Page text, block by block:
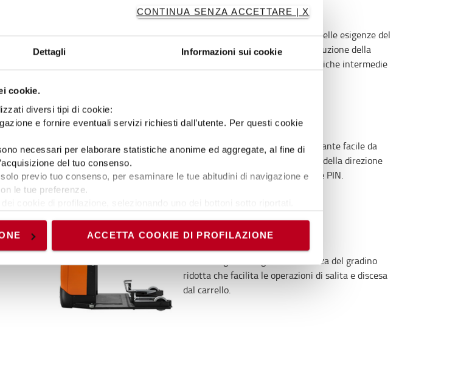
CONTINUA SENZA ACCETTARE | X
Dettagli Informazioni sui cookie
cookie.
diversi tipi di cookie:
e fornire eventuali servizi richiesti dall’utente. Per questi cookie
necessari per elaborare statistiche anonime ed aggregate, al fine di
del tuo consenso.
previo tuo consenso, per esaminare le tue abitudini di navigazione e
le tue preferenze.
quali non occorre il tuo consenso. Potrai comunque modificare le tue
nel footer.
ACCETTA COOKIE DI PROFILAZIONE
litio
Diversi tipi di batterie a seconda delle esigenze del
cliente: al piombo con facile sostituzione della
batteria o agli ioni di litio per ricariche intermedie
Controlli intuitivi
Il commissionatore è dotato di volante facile da
usare, impugnatura con controllo della direzione
integrato e accesso tramite codice PIN.
Accesso facilitato
Ottima ergonomia grazie all'altezza del gradino
ridotta che facilita le operazioni di salita e discesa
dal carrello.